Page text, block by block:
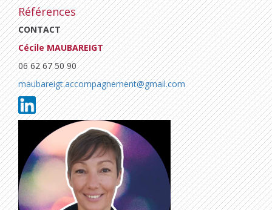
Références
CONTACT
Cécile MAUBAREIGT
06 62 67 50 90
maubareigt.accompagnement@gmail.com